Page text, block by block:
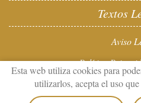
Esta web utiliza cookies para
utilizarlos, acepta el uso
Textos
Aviso
Política
Política de